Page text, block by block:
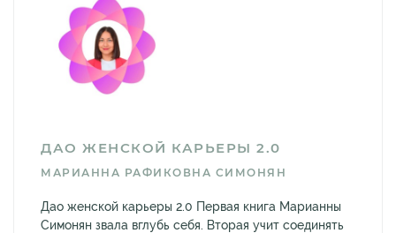
ДАО ЖЕНСКОЙ КАРЬЕРЫ 2.0
МАРИАННА РАФИКОВНА СИМОНЯН
Дао женской карьеры 2.0 Первая книга Марианны
Симонян звала вглубь себя. Вторая учит соединять